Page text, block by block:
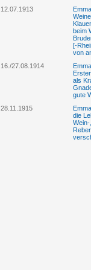
12.07.1913
beim
[-
von
16./27.08.1914
als
gute
28.11.1915
die